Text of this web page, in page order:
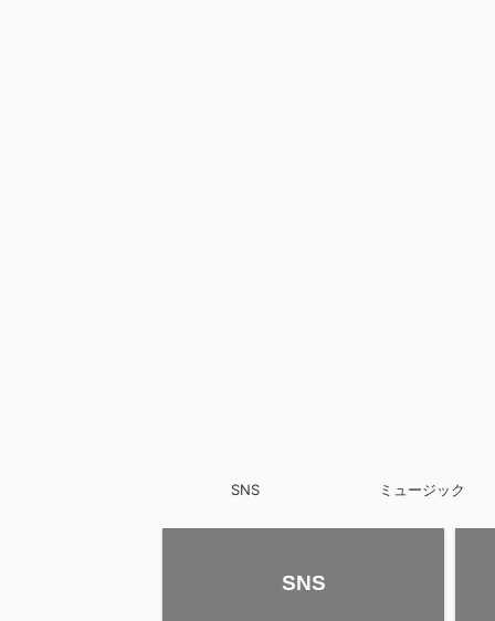
SNS ミュージック
SNS